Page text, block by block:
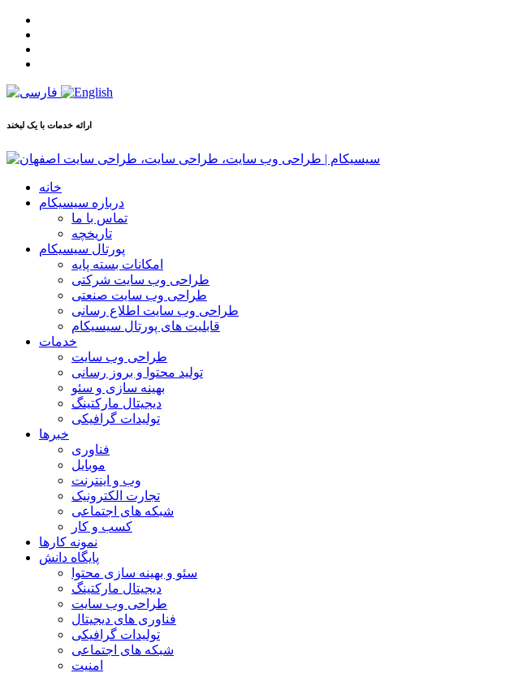
ارائه خدمات با یک لبخند
خانه
درباره سیسیکام
تماس با ما
تاریخچه
پورتال سیسیکام
امکانات بسته پایه
طراحی وب سایت شرکتی
طراحی وب سایت صنعتی
طراحی وب سایت اطلاع رسانی
قابلیت های پورتال سیسیکام
خدمات
طراحی وب سایت
تولید محتوا و بروز رسانی
بهینه سازی و سئو
دیجیتال مارکتینگ
تولیدات گرافیکی
خبرها
فناوری
موبایل
وب و اینترنت
تجارت الکترونیک
شبکه های اجتماعی
کسب و کار
نمونه کارها
پایگاه دانش
سئو و بهینه سازی محتوا
دیجیتال مارکتینگ
طراحی وب سایت
فناوری های دیجیتال
تولیدات گرافیکی
شبکه های اجتماعی
امنیت